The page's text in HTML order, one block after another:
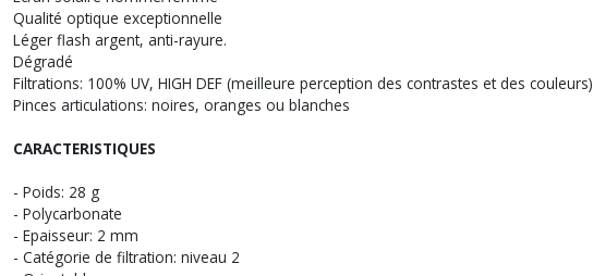
Qualité optique exceptionnelle
Léger flash argent, anti-rayure.
Dégradé
Filtrations: 100% UV, HIGH DEF (meilleure perception des contrastes et des couleurs)
Pinces articulations: noires, oranges ou blanches
CARACTERISTIQUES
- Poids: 28 g
- Polycarbonate
- Epaisseur: 2 mm
- Catégorie de filtration: niveau 2